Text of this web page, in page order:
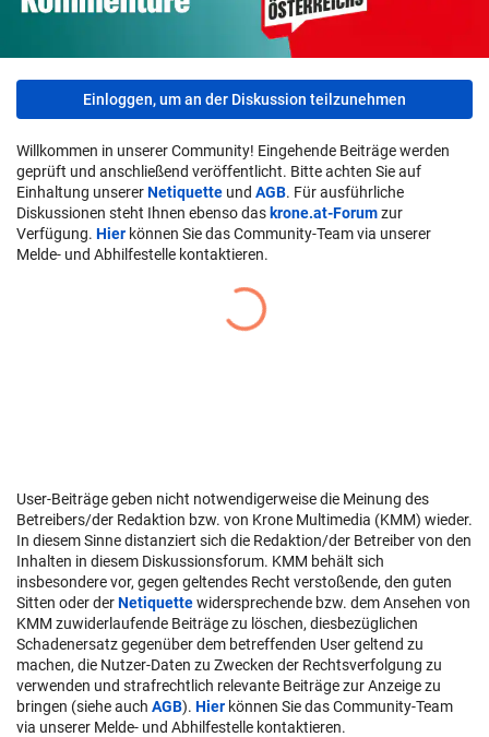
Einloggen, um an der Diskussion teilzunehmen
Willkommen in unserer Community! Eingehende Beiträge werden
geprüft und anschließend veröffentlicht. Bitte achten Sie auf
Einhaltung unsererNetiquette und AGB. Für ausführliche
Diskussionen steht Ihnen ebenso das krone.at-Forumzur
Verfügung. Hier können Sie das Community-Team via unserer
Melde- und Abhilfestelle kontaktieren.
User-Beiträge geben nicht notwendigerweise die Meinung des
Betreibers/der Redaktion bzw. von Krone Multimedia (KMM) wieder.
In diesem Sinne distanziert sich die Redaktion/der Betreiber von den
Inhalten in diesem Diskussionsforum. KMM behält sich
insbesondere vor, gegen geltendes Recht verstoßende, den guten
Sitten oder derNetiquettewidersprechende bzw. dem Ansehen von
KMM zuwiderlaufende Beiträge zu löschen, diesbezüglichen
Schadenersatz gegenüber dem betreffenden User geltend zu
machen, die Nutzer-Daten zu Zwecken der Rechtsverfolgung zu
verwenden und strafrechtlich relevante Beiträge zur Anzeige zu
bringen (siehe auch AGB). Hier können Sie das Community-Team
via unserer Melde- und Abhilfestelle kontaktieren.